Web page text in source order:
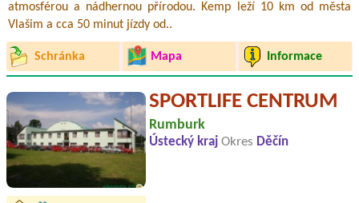
atmosférou a nádhernou přírodou. Kemp leží 10 km od města
Vlašim a cca 50 minut jízdy od..
Schránka Mapa Informace
SPORTLIFE CENTRUM
Rumburk
Ústecký kraj Okres Děčín